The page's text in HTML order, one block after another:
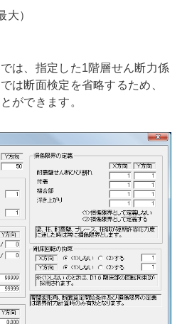
大）
は、指定した1階層せん断力係
は断面検定を省略するため、
ができます。